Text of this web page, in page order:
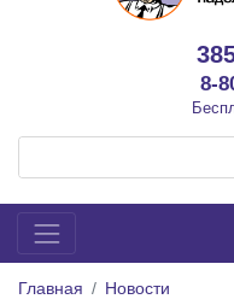
8-
Главная
Новости